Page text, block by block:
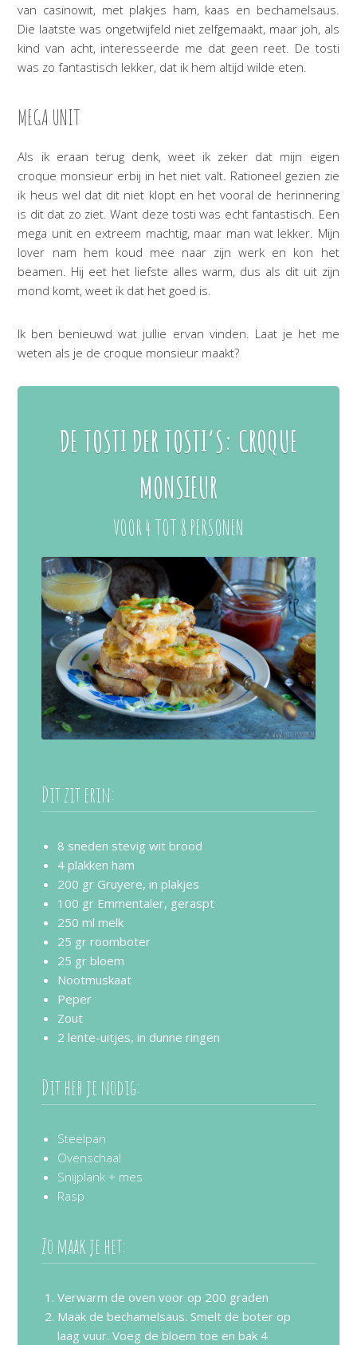
van casinowit, met plakjes ham, kaas en bechamelsaus.
Die laatste was ongetwijfeld niet zelfgemaakt, maar joh, als
kind van acht, interesseerde me dat geen reet. De tosti
was zo fantastisch lekker, dat ik hem altijd wilde eten.
MEGA UNIT
Als ik eraan terug denk, weet ik zeker dat mijn eigen
croque monsieur erbij in het niet valt. Rationeel gezien zie
ik heus wel dat dit niet klopt en het vooral de herinnering
is dit dat zo ziet. Want deze tosti was echt fantastisch. Een
mega unit en extreem machtig, maar man wat lekker. Mijn
lover nam hem koud mee naar zijn werk en kon het
beamen. Hij eet het liefste alles warm, dus als dit uit zijn
mond komt, weet ik dat het goed is.
Ik ben benieuwd wat jullie ervan vinden. Laat je het me
weten als je de croque monsieur maakt?
DE TOSTI DER TOSTI’S: CROQUE
MONSIEUR
VOOR 4 TOT 8 PERSONEN
Dit zit erin:
8 sneden stevig wit brood
4 plakken ham
200 gr Gruyere, in plakjes
100 gr Emmentaler, geraspt
250 ml melk
25 gr roomboter
25 gr bloem
Nootmuskaat
Peper
Zout
2 lente-uitjes, in dunne ringen
Dit heb je nodig:
Steelpan
Ovenschaal
Snijplank + mes
Rasp
Zo maak je het:
Verwarm de oven voor op 200 graden
Maak de bechamelsaus. Smelt de boter op
laag vuur. Voeg de bloem toe en bak 4